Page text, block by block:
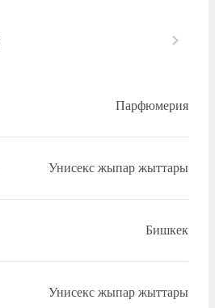
Парфюмерия
Унисекс жыпар жыттары
Бишкек
Унисекс жыпар жыттары